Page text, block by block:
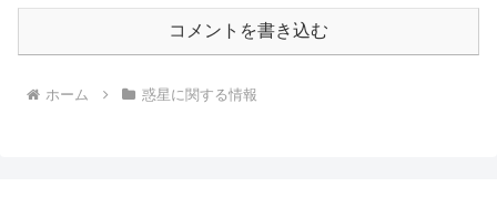
コメントを書き込む
ホーム 惑星に関する情報